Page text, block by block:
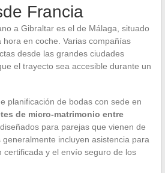
Francia
a Gibraltar es el de Málaga, situado
en coche. Varias compañías
desde las grandes ciudades
el trayecto sea accesible durante un
planificación de bodas con sede en
de micro-matrimonio entre
para parejas que vienen de
incluyen asistencia para
certificada y el envío seguro de los